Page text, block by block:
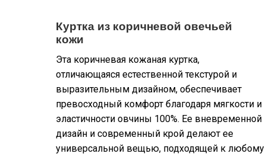
Куртка из коричневой овечьей
кожи
Эта коричневая кожаная куртка,
отличающаяся естественной текстурой и
выразительным дизайном, обеспечивает
превосходный комфорт благодаря мягкости и
эластичности овчины 100%. Ее вневременной
дизайн и современный крой делают ее
универсальной вещью, подходящей к любому